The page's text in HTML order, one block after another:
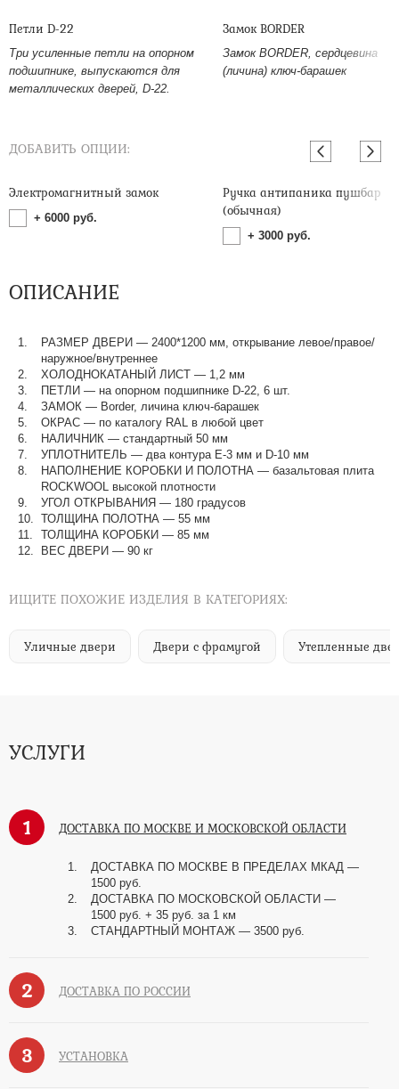
Петли D-22
Три усиленные петли на опорном
подшипнике, выпускаются для
металлических дверей, D-22.
Замок BORDER
Замок BORDER, сердцевина
(личина) ключ-барашек
ДОБАВИТЬ ОПЦИИ:
Электромагнитный замок
+ 6000 руб.
Ручка антипаника пушбар
(обычная)
+ 3000 руб.
ОПИСАНИЕ
РАЗМЕР ДВЕРИ — 2400*1200 мм, открывание левое/правое/
наружное/внутреннее
ХОЛОДНОКАТАНЫЙ ЛИСТ — 1,2 мм
ПЕТЛИ — на опорном подшипнике D-22, 6 шт.
ЗАМОК — Border, личина ключ-барашек
ОКРАС — по каталогу RAL в любой цвет​​​​​​​
НАЛИЧНИК — стандартный 50 мм
УПЛОТНИТЕЛЬ — два контура Е-3 мм и D-10 мм
НАПОЛНЕНИЕ КОРОБКИ И ПОЛОТНА — базальтовая плита
ROCKWOOL высокой плотности
УГОЛ ОТКРЫВАНИЯ — 180 градусов
ТОЛЩИНА ПОЛОТНА — 55 мм
ТОЛЩИНА КОРОБКИ — 85 мм
ВЕС ДВЕРИ — 90 кг
ИЩИТЕ ПОХОЖИЕ ИЗДЕЛИЯ В КАТЕГОРИЯХ:
Уличные двери Двери с фрамугой Утепленные
УСЛУГИ
1 ДОСТАВКА ПО МОСКВЕ И МОСКОВСКОЙ ОБЛАСТИ
ДОСТАВКА ПО МОСКВЕ В ПРЕДЕЛАХ МКАД —
1500 руб.
ДОСТАВКА ПО МОСКОВСКОЙ ОБЛАСТИ —
1500 руб. + 35 руб. за 1 км
СТАНДАРТНЫЙ МОНТАЖ — 3500 руб.
2 ДОСТАВКА ПО РОССИИ
3 УСТАНОВКА